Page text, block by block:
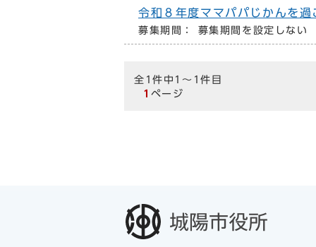
令和８年度ママパパじかんを
募集期間： 募集期間を設定しない
全1件中1～1件目
1 ページ